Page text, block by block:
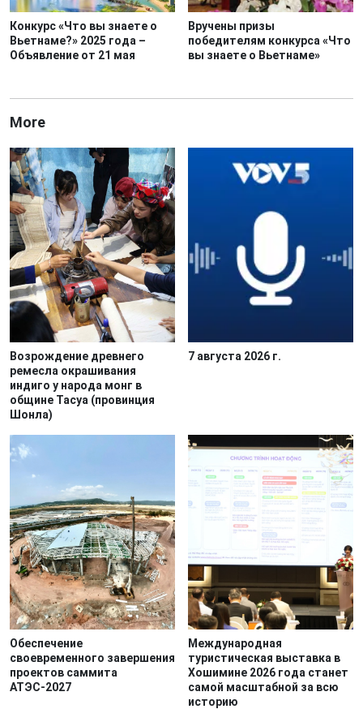
Конкурс «Что вы знаете о
Вьетнаме?» 2025 года –
Объявление от 21 мая
Вручены призы
победителям конкурса «Что
вы знаете о Вьетнаме»
More
Возрождение древнего
ремесла окрашивания
индиго у народа монг в
общине Тасуа (провинция
Шонла)
7 августа 2026 г.
Обеспечение
своевременного завершения
проектов саммита
АТЭС-2027
Международная
туристическая выставка в
Хошимине 2026 года станет
самой масштабной за всю
историю